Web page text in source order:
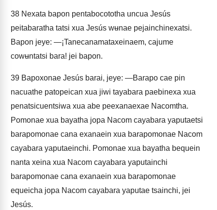
38 Nexata bapon pentabocototha uncua Jesús
peitabaratha tatsi xua Jesús wʉnae pejainchinexatsi.
Bapon jeye: —¡Tanecanamataxeinaem, cajume
cowʉntatsi bara! jei bapon.
39 Bapoxonae Jesús barai, jeye: —Barapo cae pin
nacuathe patopeican xua jiwi tayabara paebinexa xua
penatsicuentsiwa xua abe peexanaexae Nacomtha.
Pomonae xua bayatha jopa Nacom cayabara yaputaetsi
barapomonae cana exanaein xua barapomonae Nacom
cayabara yaputaeinchi. Pomonae xua bayatha bequein
nanta xeina xua Nacom cayabara yaputainchi
barapomonae cana exanaein xua barapomonae
equeicha jopa Nacom cayabara yaputae tsainchi, jei
Jesús.